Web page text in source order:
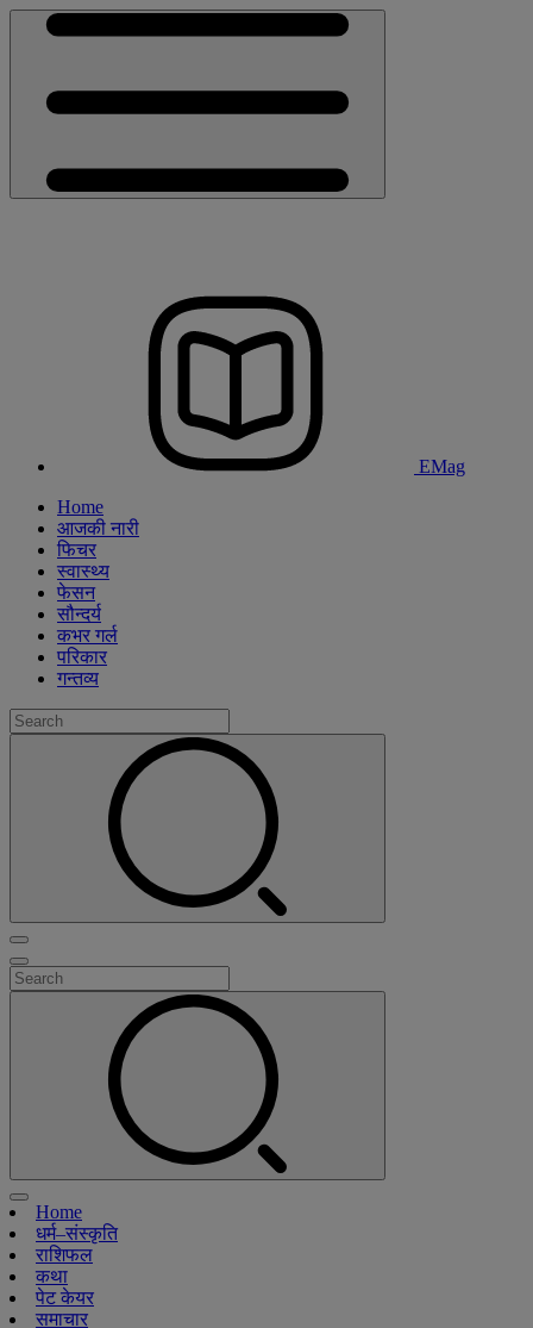
EMag
Home
आजकी नारी
फिचर
स्वास्थ्य
फेसन
सौन्दर्य
कभर गर्ल
परिकार
गन्तव्य
Home
धर्म–संस्कृति
राशिफल
कथा
पेट केयर
समाचार